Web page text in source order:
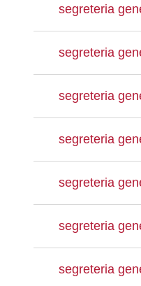
segreteria
segreteria
segreteria
segreteria
segreteria
segreteria
segreteria